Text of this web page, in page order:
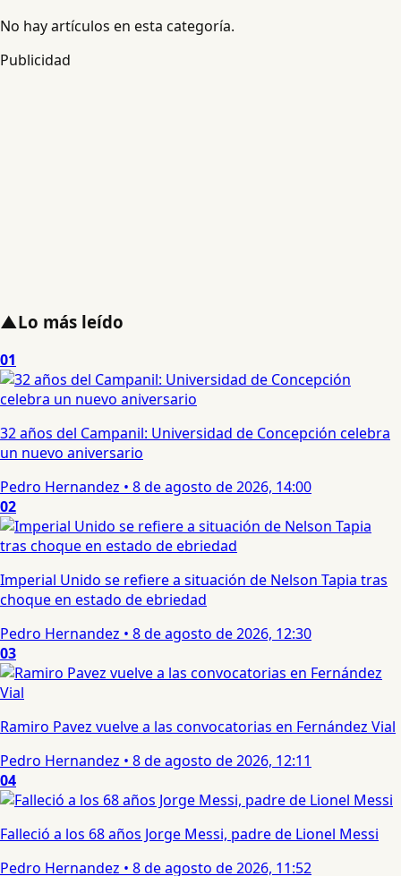
No hay artículos en esta categoría.
Publicidad
▲Lo más leído
01
32 años del Campanil: Universidad de Concepción celebra
un nuevo aniversario
Pedro Hernandez • 8 de agosto de 2026, 14:00
02
Imperial Unido se refiere a situación de Nelson Tapia tras
choque en estado de ebriedad
Pedro Hernandez • 8 de agosto de 2026, 12:30
03
Ramiro Pavez vuelve a las convocatorias en Fernández Vial
Pedro Hernandez • 8 de agosto de 2026, 12:11
04
Falleció a los 68 años Jorge Messi, padre de Lionel Messi
Pedro Hernandez • 8 de agosto de 2026, 11:52